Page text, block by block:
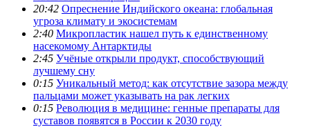
20:42 Опреснение Индийского океана: глобальная
угроза климату и экосистемам
2:40 Микропластик нашел путь к единственному
насекомому Антарктиды
2:45 Учёные открыли продукт, способствующий
лучшему сну
0:15 Уникальный метод: как отсутствие зазора между
пальцами может указывать на рак легких
0:15 Революция в медицине: генные препараты для
суставов появятся в России к 2030 году